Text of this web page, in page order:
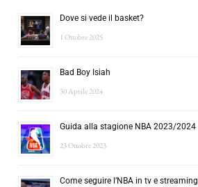
Dove si vede il basket?
1 Ottobre 2025
Bad Boy Isiah
30 Aprile 2024
Guida alla stagione NBA 2023/2024
23 Ottobre 2023
Come seguire l’NBA in tv e streaming